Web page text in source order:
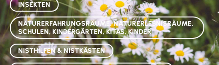
INSEKTEN
NATURERFAHRUNGSRÄUME, NATURERLEBNISRÄUME,
SCHULEN, KINDERGÄRTEN, KITAS, KINDER
NISTHILFEN & NISTKÄSTEN